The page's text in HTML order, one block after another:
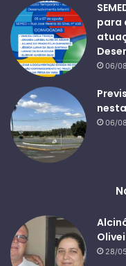
para
06/
06/
28/